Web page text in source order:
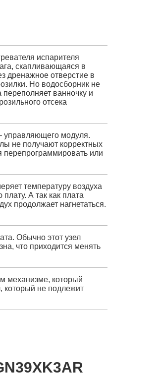
испарителя
скапливающаяся в
дренажное отверстие в
Но водосборник не
ванночку и
отсека
управляющего модуля.
не получают корректных
перепрограммировать или
температуру воздуха
А так как плата
продолжает нагнетаться.
Обычно этот узел
что приходится менять
механизме, который
который не подлежит